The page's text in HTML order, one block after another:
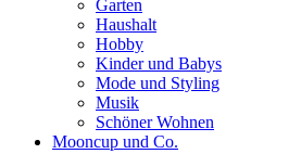
Garten
Haushalt
Hobby
Kinder und Babys
Mode und Styling
Musik
Schöner Wohnen
Mooncup und Co.